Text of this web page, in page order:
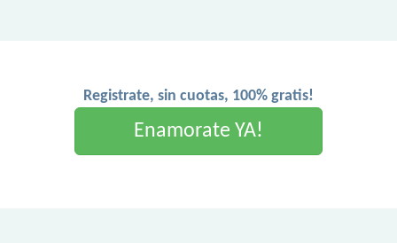
Registrate, sin cuotas, 100% gratis!
Enamorate YA!